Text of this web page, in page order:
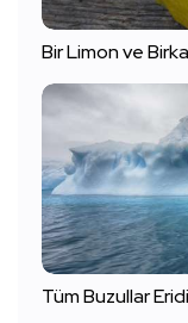
Bir Limon ve
Tüm Buzullar